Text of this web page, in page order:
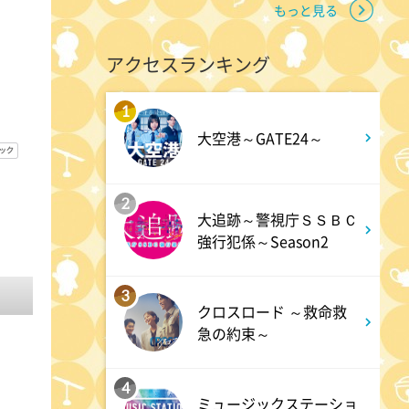
よる 11:10
熱闘甲子園 涙は、強さにな
る。
よる 11:40
よる 11:45
名探偵のままでいて #4
深夜
キッチンカー大作戦!
もっと見る
アクセスランキング
1
大空港～GATE24～
2
大追跡～警視庁ＳＳＢＣ
強行犯係～Season2
3
クロスロード ～救命救
急の約束～
4
ミュージックステーショ